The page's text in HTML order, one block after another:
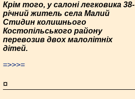
Крім того, у салоні легковика 38-
річний житель села Малий
Стидин колишнього
Костопільського району
перевозив двох малолітніх
дітей.
=>>>=
¤